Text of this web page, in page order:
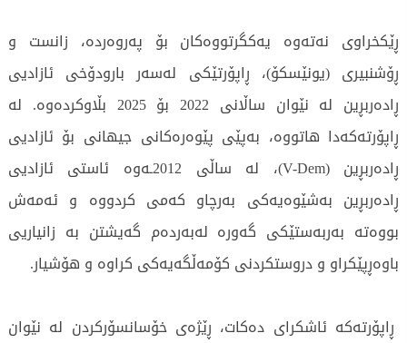
ڕێکخراوی نەتەوە یەکگرتووەکان بۆ پەروەردە، زانست و
ڕۆشنبیری (یونێسکۆ)، ڕاپۆرتێکی لەسەر بارودۆخی ئازادیی
ڕادەربڕین لە نێوان ساڵانی 2022 بۆ 2025 بڵاوکردەوە. لە
ڕاپۆرتەکەدا هاتووە، بەپێی پێوەرەکانی جیهانی بۆ ئازادیی
ڕادەربڕین (V-Dem)، لە ساڵی 2012ـەوە ئاستی ئازادیی
ڕادەربڕین بەشێوەیەکی بەرچاو کەمی کردووە و ئەمەش
بووەتە بەربەستێکی گەورە لەبەردەم گەیشتن بە زانیاریی
باوەڕپێکراو و دروستکردنی کۆمەڵگەیەکی کراوە و هۆشیار.
ڕاپۆرتەکە ئاشکرای دەکات، ڕێژەی خۆسانسۆرکردن لە نێوان